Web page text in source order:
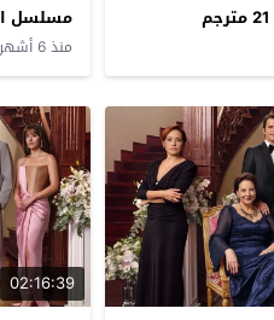
مسلسل
منذ 6 أشهر
02:16:39